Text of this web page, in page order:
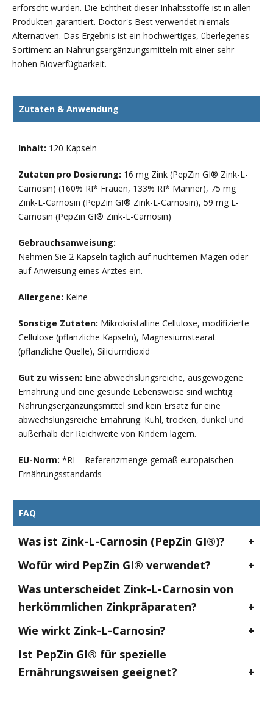
erforscht wurden. Die Echtheit dieser Inhaltsstoffe ist in allen
Produkten garantiert. Doctor's Best verwendet niemals
Alternativen. Das Ergebnis ist ein hochwertiges, überlegenes
Sortiment an Nahrungsergänzungsmitteln mit einer sehr
hohen Bioverfügbarkeit.
Zutaten & Anwendung
Inhalt: 120 Kapseln
Zutaten pro Dosierung: 16 mg Zink (PepZin GI® Zink-L-
Carnosin) (160% RI* Frauen, 133% RI* Männer), 75 mg
Zink-L-Carnosin (PepZin GI® Zink-L-Carnosin), 59 mg L-
Carnosin (PepZin GI® Zink-L-Carnosin)
Gebrauchsanweisung:
Nehmen Sie 2 Kapseln täglich auf nüchternen Magen oder
auf Anweisung eines Arztes ein.
Allergene: Keine
Sonstige Zutaten: Mikrokristalline Cellulose, modifizierte
Cellulose (pflanzliche Kapseln), Magnesiumstearat
(pflanzliche Quelle), Siliciumdioxid
Gut zu wissen: Eine abwechslungsreiche, ausgewogene
Ernährung und eine gesunde Lebensweise sind wichtig.
Nahrungsergänzungsmittel sind kein Ersatz für eine
abwechslungsreiche Ernährung. Kühl, trocken, dunkel und
außerhalb der Reichweite von Kindern lagern.
EU-Norm: *RI = Referenzmenge gemäß europäischen
Ernährungsstandards
FAQ
Was ist Zink-L-Carnosin (PepZin GI®)?
Wofür wird PepZin GI® verwendet?
Was unterscheidet Zink-L-Carnosin von
herkömmlichen Zinkpräparaten?
Wie wirkt Zink-L-Carnosin?
Ist PepZin GI® für spezielle
Ernährungsweisen geeignet?